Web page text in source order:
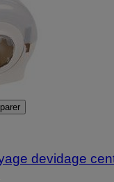
devidage